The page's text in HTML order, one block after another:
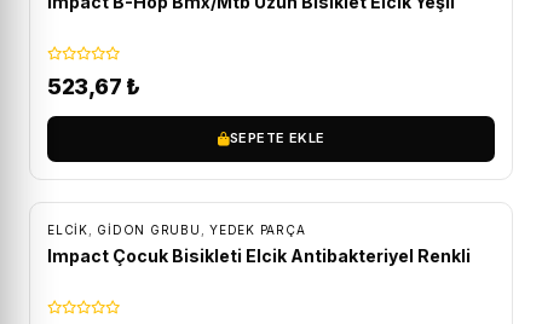
523,67 ₺
SEPETE EKLE
ELCIK GIDON GRUBU YEDEK PARÇA
Impact Çocuk Bisikleti Elcik Antibakteriyel Renkli